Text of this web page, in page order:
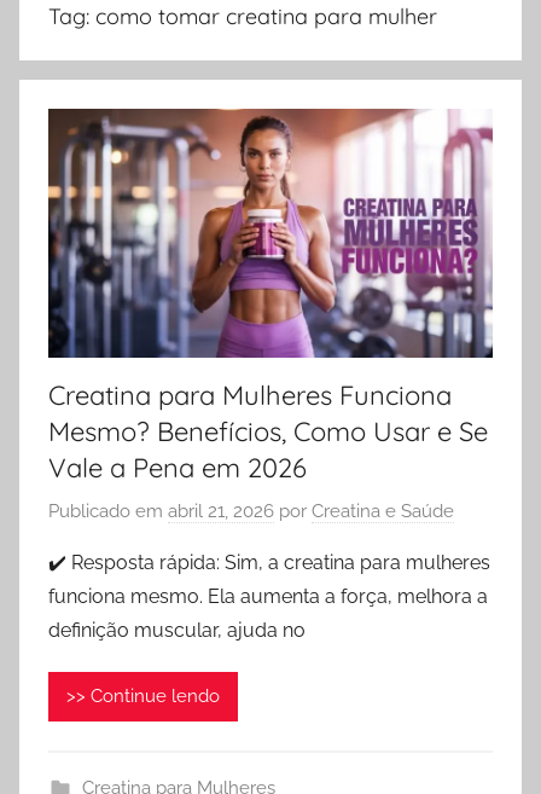
Tag: como tomar creatina para mulher
Creatina para Mulheres Funciona
Mesmo? Benefícios, Como Usar e Se
Vale a Pena em 2026
Publicado em abril 21, 2026 por Creatina e Saúde
✔️ Resposta rápida: Sim, a creatina para mulheres
funciona mesmo. Ela aumenta a força, melhora a
definição muscular, ajuda no
>> Continue lendo
Creatina para Mulheres